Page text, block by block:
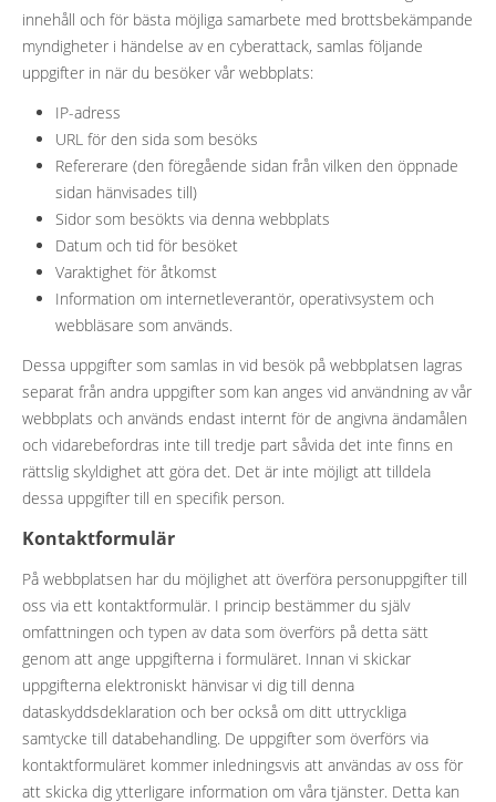
innehåll och för bästa möjliga samarbete med brottsbekämpande
myndigheter i händelse av en cyberattack, samlas följande
uppgifter in när du besöker vår webbplats:
IP-adress
URL för den sida som besöks
Refererare (den föregående sidan från vilken den öppnade
sidan hänvisades till)
Sidor som besökts via denna webbplats
Datum och tid för besöket
Varaktighet för åtkomst
Information om internetleverantör, operativsystem och
webbläsare som används.
Dessa uppgifter som samlas in vid besök på webbplatsen lagras
separat från andra uppgifter som kan anges vid användning av vår
webbplats och används endast internt för de angivna ändamålen
och vidarebefordras inte till tredje part såvida det inte finns en
rättslig skyldighet att göra det. Det är inte möjligt att tilldela
dessa uppgifter till en specifik person.
Kontaktformulär
På webbplatsen har du möjlighet att överföra personuppgifter till
oss via ett kontaktformulär. I princip bestämmer du själv
omfattningen och typen av data som överförs på detta sätt
genom att ange uppgifterna i formuläret. Innan vi skickar
uppgifterna elektroniskt hänvisar vi dig till denna
dataskyddsdeklaration och ber också om ditt uttryckliga
samtycke till databehandling. De uppgifter som överförs via
kontaktformuläret kommer inledningsvis att användas av oss för
att skicka dig ytterligare information om våra tjänster. Detta kan